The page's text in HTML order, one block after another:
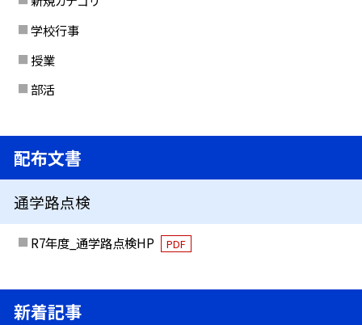
学校行事
授業
部活
配布文書
通学路点検
R7年度_通学路点検HP PDF
新着記事